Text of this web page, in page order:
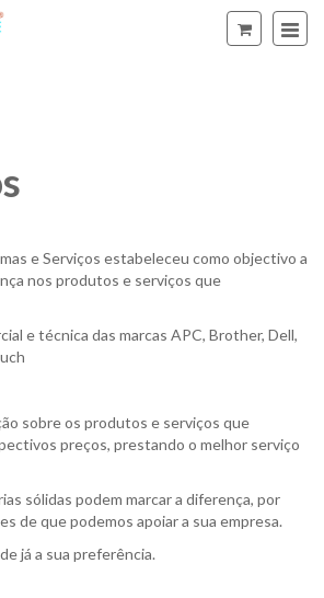
e Serviços estabeleceu como objectivo a
nos produtos e serviços que
e técnica das marcas APC, Brother, Dell,
sobre os produtos e serviços que
preços, prestando o melhor serviço
sólidas podem marcar a diferença, por
de que podemos apoiar a sua empresa.
já a sua preferência.